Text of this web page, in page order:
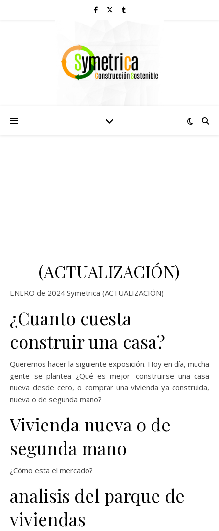
(ACTUALIZACIÓN)
ENERO de 2024 Symetrica (ACTUALIZACIÓN)
¿Cuanto cuesta
construir una casa?
Queremos hacer la siguiente exposición. Hoy en día, mucha
gente se plantea ¿Qué es mejor, construirse una casa
nueva desde cero, o comprar una vivienda ya construida,
nueva o de segunda mano?
Vivienda nueva o de
segunda mano
¿Cómo esta el mercado?
analisis del parque de
viviendas